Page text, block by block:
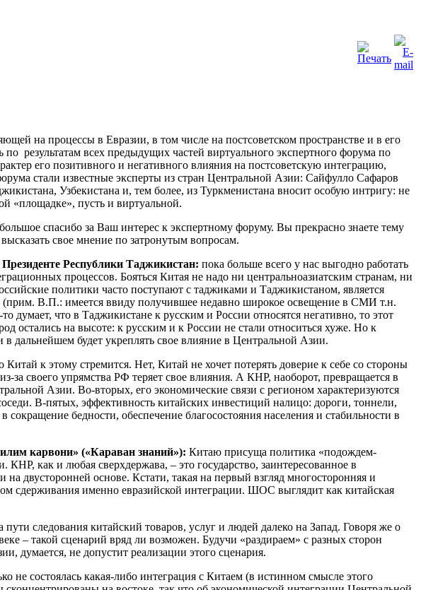
на процессы в Евразии, в том числе на постсоветском пространстве и в его
результатам всех предыдущих частей виртуального экспертного форума по
его позитивного и негативного влияния на постсоветскую интеграцию,
стали известные эксперты из стран Центральной Азии: Сайфулло Сафаров
Узбекистана и, тем более, из Туркменистана вносит особую интригу: не
«площадке», пусть и виртуальной.
спасибо за Ваш интерес к экспертному форуму. Вы прекрасно знаете тему
свое мнение по затронутым вопросам.
Республики Таджикистан: пока больше всего у нас выгодно работать
процессов. Бояться Китая не надо ни центральноазиатским странам, ни
политики часто поступают с таджиками и Таджикистаном, является
В.П.: имеется ввиду получившее недавно широкое освещение в СМИ т.н.
что в Таджикистане к русским и России относятся негативно, то этот
остались на высоте: к русским и к России не стали относиться хуже. Но к
будет укреплять свое влияние в Центральной Азии.
к этому стремится. Нет, Китай не хочет потерять доверие к себе со стороны
за своего упрямства РФ теряет свое влияния. А КНР, наоборот, превращается в
Азии. Во-вторых, его экономические связи с регионом характеризуются
В-пятых, эффективность китайских инвестиций налицо: дороги, тоннели,
бедности, обеспечение благосостояния населения и стабильности в
карвони» («Караван знаний»): Китаю присуща политика «подождем-
как и любая сверхдержава, – это государство, заинтересованное в
двусторонней основе. Кстати, такая на первый взгляд многосторонняя и
сдерживания именно евразийской интеграции. ШОС выглядит как китайская
следования китайский товаров, услуг и людей далеко на Запад. Говоря же о
– такой сценарий вряд ли возможен. Будучи «раздираем» с разных сторон
думается, не допустит реализации этого сценария.
не состоялась какая-либо интеграция с Китаем (в истинном смысле этого